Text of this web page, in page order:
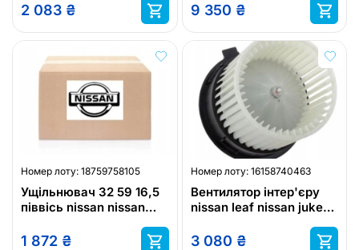
2 083 ₴ 9 350 ₴
Номер лоту: 18759758105
Ущільнювач 32 59 16,5
піввісь nissan nissan
1 872 ₴
Номер лоту: 16158740463
Вентилятор інтер'єру
nissan leaf nissan juke
3 080 ₴